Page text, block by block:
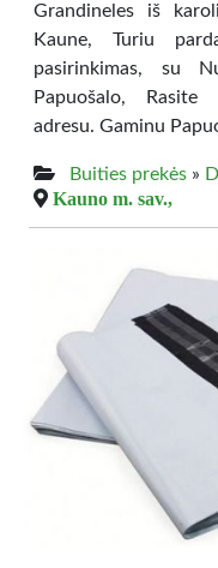
Grandineles iš
Kaune, Turiu
pasirinkimas, su
Papuošalo,
adresu. Gaminu
Buities prekės »
Kauno m. sav.,